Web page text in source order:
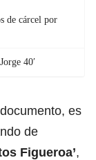
de cárcel por
40′
es
de
Figueroa’,